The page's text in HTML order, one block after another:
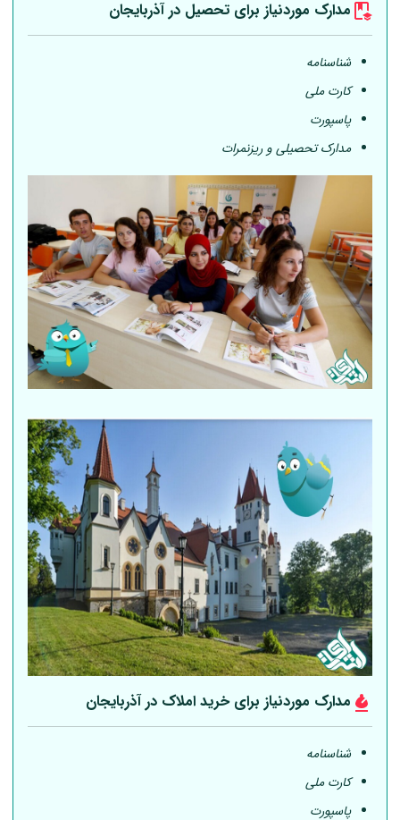
مدارک موردنیاز برای تحصیل در آذربایجان
شناسنامه
کارت ملی
پاسپورت
مدارک تحصیلی و ریزنمرات
مدارک موردنیاز برای خرید املاک در آذربایجان
شناسنامه
کارت ملی
پاسپورت